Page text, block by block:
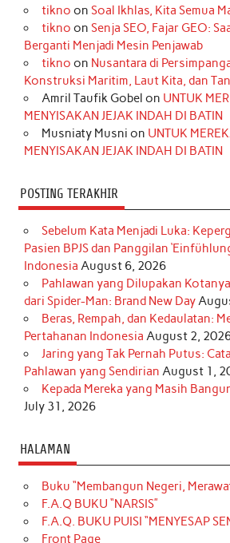
b
o
k
a
r
a
m
o
k
e
e
s
t
e
d
I
n
t
r
tikno on Soal Ikhlas, Kita Semua
tikno on Senja SEO, Fajar GEO:
Berganti Menjadi Mesin Penjawab
tikno on Nusantara di
Konstruksi Maritim, Laut Kita, dan
Amril Taufik Gobel on UNTUK
MENYISAKAN JEJAK INDAH DI BATIN
Musniaty Musni on UNTUK
MENYISAKAN JEJAK INDAH DI BATIN
POSTING TERAKHIR
Sebelum Kata Menjadi Luka:
Pasien BPJS dan Panggilan
Indonesia August 6, 2026
Pahlawan yang Dilupakan
dari Spider-Man: Brand New Day
Beras, Rempah, dan Kedaulatan:
Pertahanan Indonesia August 2,
Jaring yang Tak Pernah Putus:
Pahlawan yang Sendirian August 1,
Kepada Mereka yang Masih
July 31, 2026
HALAMAN
Buku “Membangun Negeri,
F.A.Q BUKU “NARSIS”
F.A.Q. BUKU PUISI “MENYESAP
Front Page